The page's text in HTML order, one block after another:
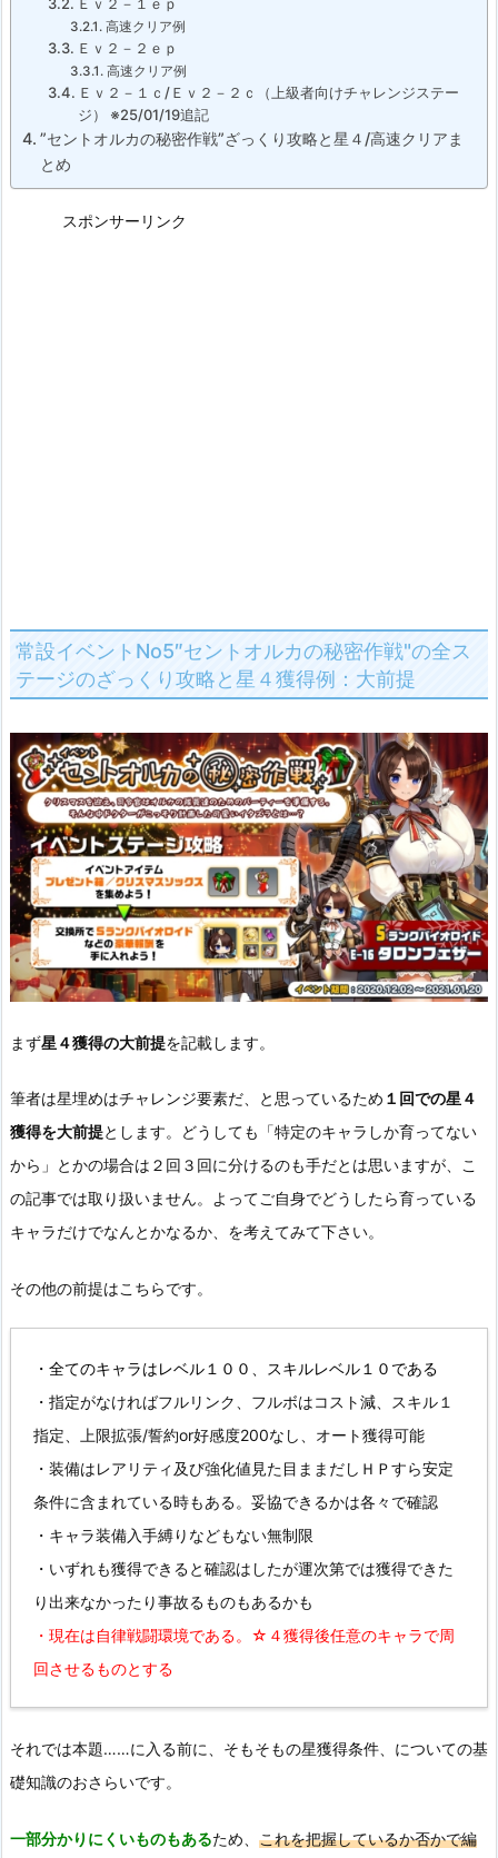
高速クリア例
Ｅｖ２－２ｅｐ
高速クリア例
Ｅｖ２－１ｃ/Ｅｖ２－２ｃ（上級者向けチャレンジステー
ジ） ※25/01/19追記
”セントオルカの秘密作戦”ざっくり攻略と星４/高速クリアま
とめ
スポンサーリンク
常設イベントNo5″セントオルカの秘密作戦"の全ス
テージのざっくり攻略と星４獲得例：大前提
まず星４獲得の大前提を記載します。
筆者は星埋めはチャレンジ要素だ、と思っているため １回での星４
獲得を大前提とします。どうしても「特定のキャラしか育ってない
から」とかの場合は２回３回に分けるのも手だとは思いますが、こ
の記事では取り扱いません。よってご自身でどうしたら育っている
キャラだけでなんとかなるか、を考えてみて下さい。
その他の前提はこちらです。
・全てのキャラはレベル１００、スキルレベル１０である
・指定がなければフルリンク、フルボはコスト減、スキル１
指定、上限拡張/誓約or好感度200なし、オート獲得可能
・装備はレアリティ及び強化値見た目ままだしＨＰすら安定
条件に含まれている時もある。妥協できるかは各々で確認
・キャラ装備入手縛りなどもない無制限
・いずれも獲得できると確認はしたが運次第では獲得できた
り出来なかったり事故るものもあるかも
・現在は自律戦闘環境である。☆４獲得後任意のキャラで周
回させるものとする
それでは本題……に入る前に、そもそもの星獲得条件、についての基
礎知識のおさらいです。
一部分かりにくいものもあるため、 これを把握しているか否かで編